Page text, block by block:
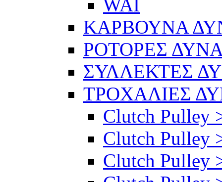
WAI
ΚΑΡΒΟΥΝΑ
ΡΟΤΟΡΕΣ
ΣΥΛΛΕΚΤΕΣ
ΤΡΟΧΑΛΙΕΣ
Clutch Pulley
Clutch Pulley
Clutch Pulley